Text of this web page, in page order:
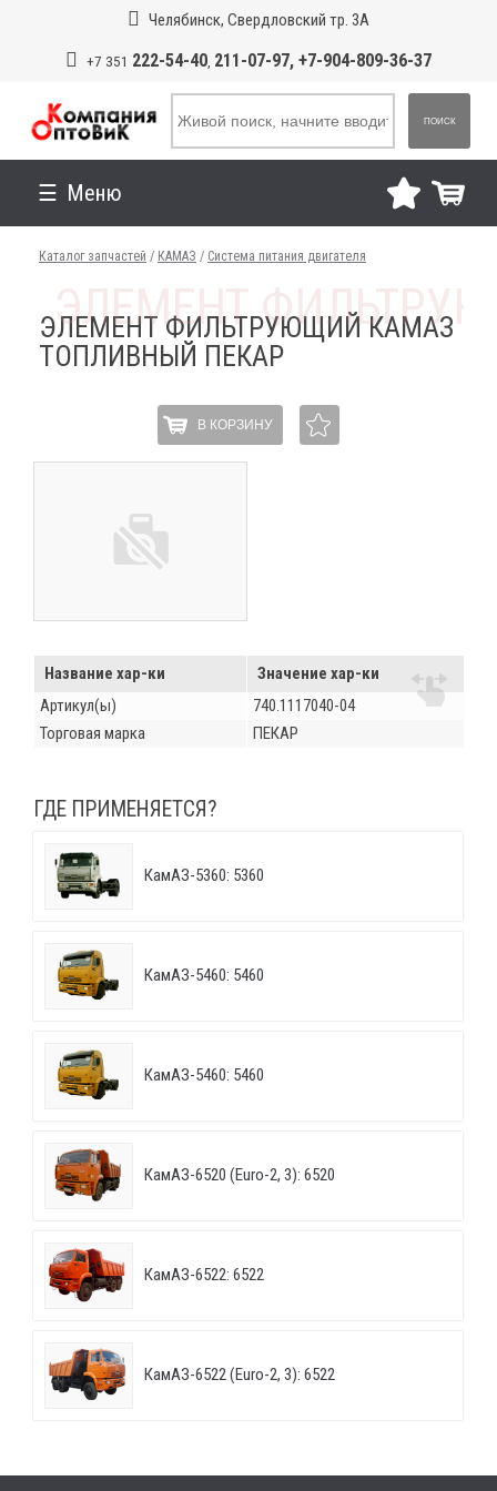
Челябинск, Свердловский тр. 3А
+7 351 222-54-40, 211-07-97, +7-904-809-36-37
ПОИСК
Меню
Каталог запчастей / КАМАЗ / Система питания двигателя
ЭЛЕМЕНТ ФИЛЬТРУЮЩИЙ КАМАЗ
ТОПЛИВНЫЙ ПЕКАР
В КОРЗИНУ
Название хар-ки
Значение хар-ки
Артикул(ы)
740.1117040-04
Торговая марка
ПЕКАР
ГДЕ ПРИМЕНЯЕТСЯ?
КамАЗ-5360: 5360
КамАЗ-5460: 5460
КамАЗ-5460: 5460
КамАЗ-6520 (Euro-2, 3): 6520
КамАЗ-6522: 6522
КамАЗ-6522 (Euro-2, 3): 6522